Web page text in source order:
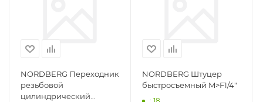
NORDBERG Переходник
резьбовой
цилиндрический
NORDBERG Штуцер
быстросъемный M>F1/4"